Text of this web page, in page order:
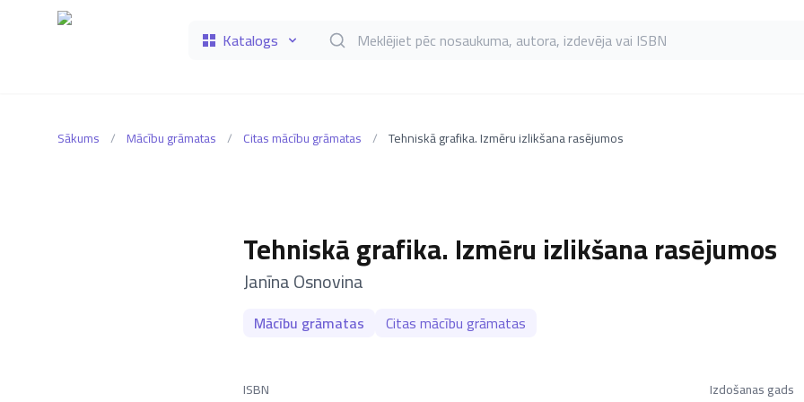
Katalogs Meklēt grāmatas pēc nosaukuma, autora, izdevēja vai ISBN
Sākums / Mācību grāmatas / Citas mācību grāmatas / Tehniskā grafika. Izmēru izlikšana rasējumos
Tehniskā grafika. Izmēru izlikšana rasējumos
–
Janīna Osnovina
Mācību grāmatas Citas mācību grāmatas
ISBN Izdošanas gads